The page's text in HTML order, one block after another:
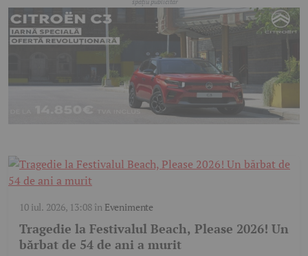
10 iul. 2026, 13:08în Evenimente
Tragedie la Festivalul Beach, Please 2026! Un
bărbat de 54 de ani a murit